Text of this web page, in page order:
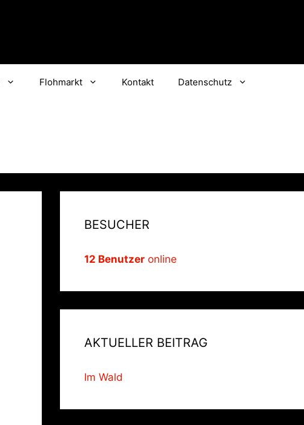
Flohmarkt Kontakt Datenschutz
BESUCHER
12 Benutzeronline
AKTUELLER BEITRAG
Im Wald